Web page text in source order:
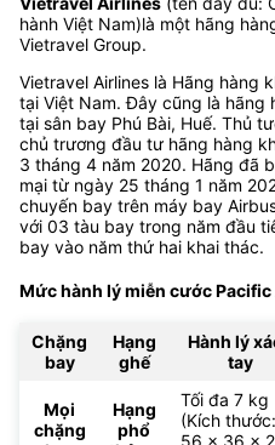
hành Việt Nam)là một hãng
Vietravel Group.
Vietravel Airlines là Hãng hàng
tại Việt Nam. Đây cũng là hãng
tại sân bay Phú Bài, Huế. Thủ
chủ trương đầu tư hãng hàng
3 tháng 4 năm 2020. Hãng đã
mại từ ngày 25 tháng 1 năm
chuyến bay trên máy bay
với 03 tàu bay trong năm đầu
bay vào năm thứ hai khai thác.
Mức hành lý miễn cước
Chặng
bay
Hạng
ghế
Hành lý
tay
Mọi
chặng
Hạng
phổ
Tối đa 7 kg
(Kích thước: